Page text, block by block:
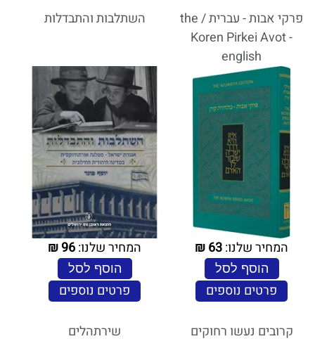
פרקי אבות - עברית / the
Koren Pirkei Avot -
english
המחיר שלנו:63
₪
הוסף לסל
פרטים נוספים
השתלבות והתבדלות
המחיר שלנו:96
₪
הוסף לסל
פרטים נוספים
קרובים נעשו רחוקים שירתהלים